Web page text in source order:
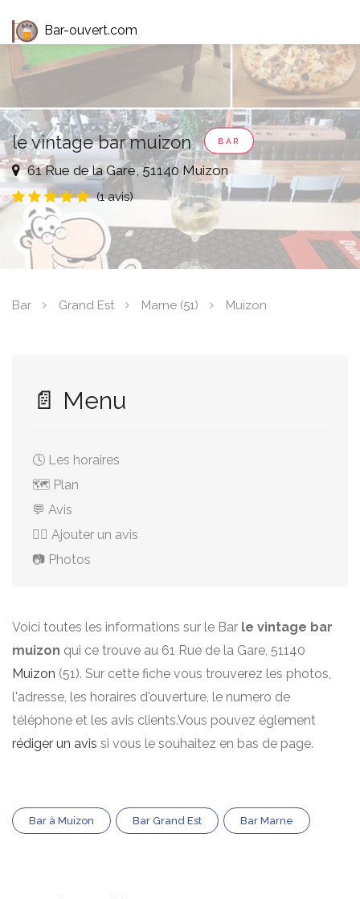
Bar-ouvert.com
le vintage bar muizon BAR
61 Rue de la Gare, 51140 Muizon
(1 avis)
Bar Grand Est Marne (51) Muizon
📄 Menu
🕓 Les horaires
🗺️ Plan
💬 Avis
✍🏻 Ajouter un avis
📷 Photos
Voici toutes les informations sur le Bar le vintage bar
muizon qui ce trouve au 61 Rue de la Gare, 51140
Muizon (51). Sur cette fiche vous trouverez les photos,
l'adresse, les horaires d'ouverture, le numero de
téléphone et les avis clients.Vous pouvez églement
rédiger un avis si vous le souhaitez en bas de page.
Bar à Muizon Bar Grand Est Bar Marne